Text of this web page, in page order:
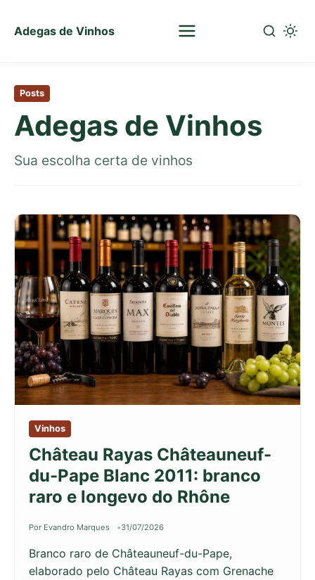
Adegas de Vinhos
Sua
de
para
conteúdo
principal
Posts
Adegas de Vinhos
Sua escolha certa de vinhos
Vinhos
Château Rayas Châteauneuf-
du-Pape Blanc 2011: branco
raro e longevo do Rhône
Por Evandro Marques 31/07/2026
Branco raro de Châteauneuf-du-Pape,
elaborado pelo Château Rayas com Grenache